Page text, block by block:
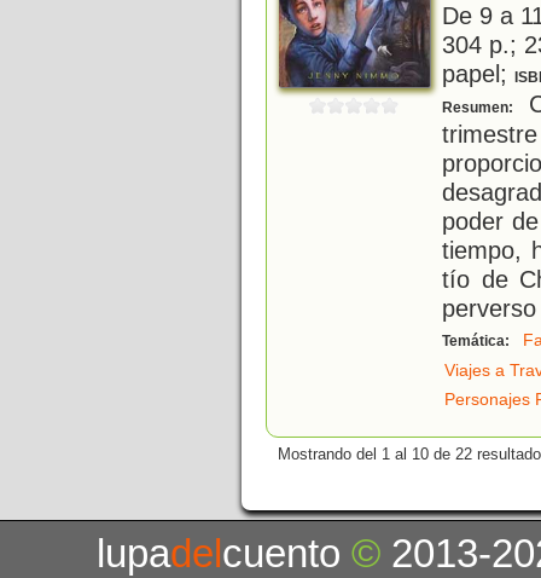
De 9 a
304 p.;
papel;
Resumen:
poder
tiempo,
tío de
Temática:
Viajes a
Personajes
Mostrando del 1 al 10 de 22
lupadelcuento© 2013-